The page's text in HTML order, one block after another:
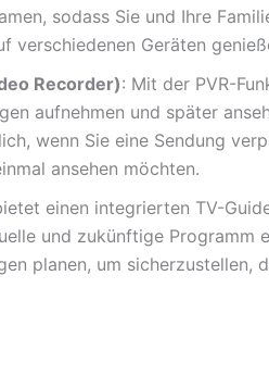
sodass Sie und Ihre
verschiedenen Geräten
Recorder): Mit der PVR-
aufnehmen und später
wenn Sie eine Sendung
ansehen möchten.
einen integrierten TV-
und zukünftige Programm
planen, um sicherzustellen,